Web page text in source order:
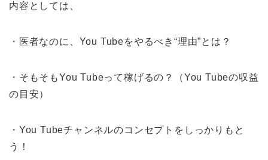
内容としては、
・医者なのに、You Tubeをやるべき“理由”とは？
・そもそもYou Tubeって稼げるの？（You Tubeの収益
の目安）
・You Tubeチャンネルのコンセプトをしっかりもと
う！